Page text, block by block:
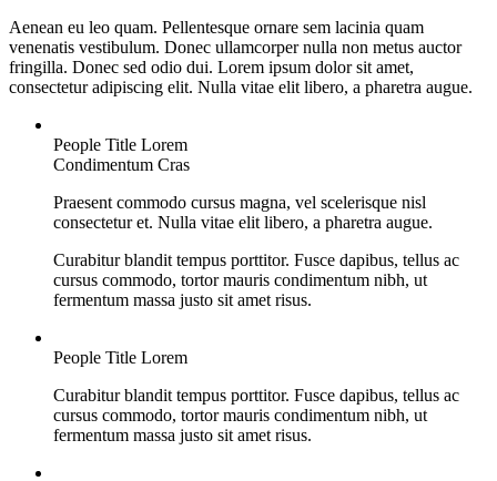
Aenean eu leo quam. Pellentesque ornare sem lacinia quam
venenatis vestibulum. Donec ullamcorper nulla non metus auctor
fringilla. Donec sed odio dui. Lorem ipsum dolor sit amet,
consectetur adipiscing elit. Nulla vitae elit libero, a pharetra augue.
People Title Lorem
Condimentum Cras
Praesent commodo cursus magna, vel scelerisque nisl
consectetur et. Nulla vitae elit libero, a pharetra augue.
Curabitur blandit tempus porttitor. Fusce dapibus, tellus ac
cursus commodo, tortor mauris condimentum nibh, ut
fermentum massa justo sit amet risus.
People Title Lorem
Curabitur blandit tempus porttitor. Fusce dapibus, tellus ac
cursus commodo, tortor mauris condimentum nibh, ut
fermentum massa justo sit amet risus.